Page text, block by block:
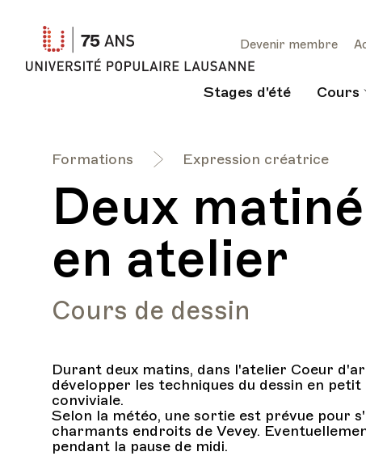
Université
Lausanne
Formations Expression créatrice
Deux
en atelier
Cours de dessin
Durant deux matins, dans l'atelier Coeur
développer les techniques du dessin en
conviviale.
Selon la météo, une sortie est prévue pour
charmants endroits de Vevey.
pendant la pause de midi.
Stages d'été Cours
Devenir membre